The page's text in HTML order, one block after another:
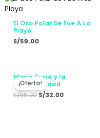
El Oso Polar Se Fue A La
Playa
S/59.00
¡Oferta!
Marie Curie y la
Radiactividad
S/65.00
precio
original
era:
S/32.00
precio
es: